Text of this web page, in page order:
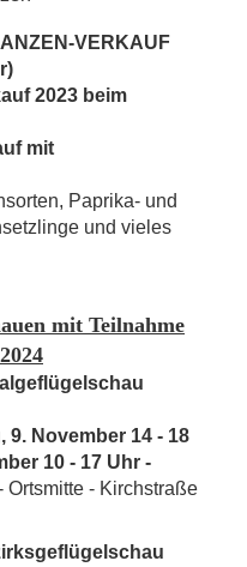
VERKAUF
2023 beim
mit
Paprika- und
und vieles
mit Teilnahme
9. November 14 - 18
10 - 17 Uhr -
Ortsmitte - Kirchstraße